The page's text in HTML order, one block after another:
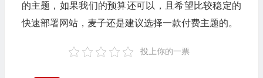
的主题，如果我们的预算还可以，且希望比较稳定的
快速部署网站，麦子还是建议选择一款付费主题的。
投上你的一票